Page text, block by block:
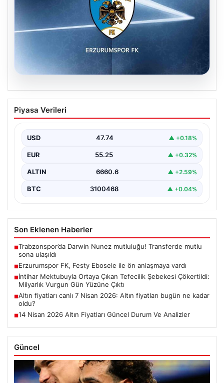
08.08.2026
Erzurumspor FK, Festy Ebosele ile ön
anlaşmaya vardı
İrlandalı sağ bek Festy Oseiwe Ebosele ile…
Piyasa Verileri
USD 47.74 ▲ +0.18%
EUR 55.25 ▲ +0.32%
ALTIN 6660.6 ▲ +2.59%
BTC 3100468 ▲ +0.04%
Son Eklenen Haberler
■Trabzonspor’da Darwin Nunez mutluluğu! Transferde mutlu
sona ulaşıldı
■Erzurumspor FK, Festy Ebosele ile ön anlaşmaya vardı
■İntihar Mektubuyla Ortaya Çıkan Tefecilik Şebekesi Çökertildi:
Milyarlık Vurgun Gün Yüzüne Çıktı
■Altın fiyatları canlı 7 Nisan 2026: Altın fiyatları bugün ne kadar
oldu?
■14 Nisan 2026 Altın Fiyatları Güncel Durum Ve Analizler
Güncel